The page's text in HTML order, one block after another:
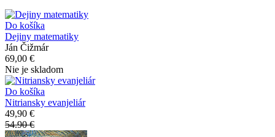
Do košíka
Dejiny matematiky
Ján Čižmár
69,00 €
Nie je skladom
Do košíka
Nitriansky evanjeliár
49,90 €
54.90 €